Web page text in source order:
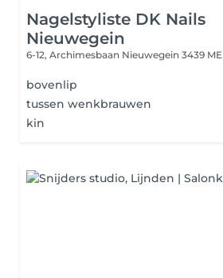
Nagelstyliste DK Nails
Nieuwegein
6-12, Archimesbaan Nieuwegein 3439 ME
bovenlip
tussen wenkbrauwen
kin